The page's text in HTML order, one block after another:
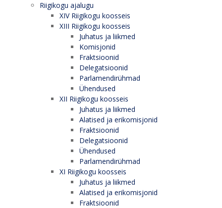
Riigikogu ajalugu
XIV Riigikogu koosseis
XIII Riigikogu koosseis
Juhatus ja liikmed
Komisjonid
Fraktsioonid
Delegatsioonid
Parlamendirühmad
Ühendused
XII Riigikogu koosseis
Juhatus ja liikmed
Alatised ja erikomisjonid
Fraktsioonid
Delegatsioonid
Ühendused
Parlamendirühmad
XI Riigikogu koosseis
Juhatus ja liikmed
Alatised ja erikomisjonid
Fraktsioonid